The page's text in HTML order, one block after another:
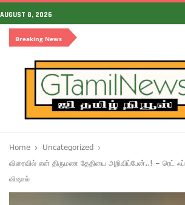
AUGUST 8, 2026
Breaking News
Home
Uncategorized
விரைவில் என் திருமண தேதியை அறிவிப்பேன்..! – ரெட்
விஷால்